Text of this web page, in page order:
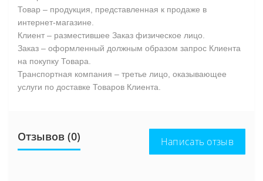
Товар – продукция, представленная к продаже в
интернет-магазине.
Клиент – разместившее Заказ физическое лицо.
Заказ – оформленный должным образом запрос Клиента
на покупку Товара.
Транспортная компания – третье лицо, оказывающее
услуги по доставке Товаров Клиента.
Отзывов (0) Написать отзыв